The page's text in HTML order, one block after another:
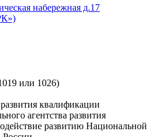
набережная д.17
или 1026)
квалификации
агентства развития
развитию Национальной